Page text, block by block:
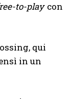
to-playcon
qui
in un